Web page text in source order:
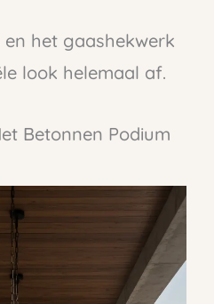
het gaashekwerk
look helemaal af.
Betonnen Podium